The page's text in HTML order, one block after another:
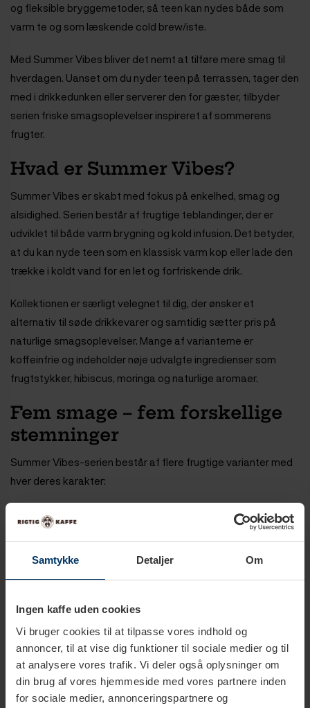
Samtykke Detaljer Om
Ingen kaffe uden cookies
Vi bruger cookies til at tilpasse vores indhold og
annoncer, til at vise dig funktioner til sociale medier og til
at analysere vores trafik. Vi deler også oplysninger om
din brug af vores hjemmeside med vores partnere inden
for sociale medier, annonceringspartnere og
og fleksible bryggemetoder, så teen kan nydes både som
varm te og som læskende cold brew/iste.
Med Summer Vibes bliver det nemt at tilføre mere smag til
hverdagen. Uanset om du nyder teen på terrassen, tager den
med i drikkedunken eller serverer den for gæster, tilbyder
serien friske smagsoplevelser inspireret af sommerens
frugter.
Hvad er Summer Vibes?
Summer Vibes er skabt med fokus på enkelhed, smag og
alsidighed. Serien består af frugtige teblandinger, der er
udviklet til både varm brygning og kold infusion. Det betyder,
at du kan nyde teen som en klassisk varm kop eller lade den
trække i koldt vand for en let og forfriskende drik.
Kollektionen er særligt velegnet til dig, der ønsker et
alternativ til søde drikkevarer og samtidig sætter pris på
naturlige smagsoplevelser. Mange af varianterne er
koffeinfrie og indeholder nøje udvalgte ingredienser som
frugtstykker, hibiscus, moringa og naturlige aromaer.
Fem smage – fem forskellige
stemninger
Summer Vibes-serien består af flere frugtige varianter med
hver deres karakter:
Pink Grapefruit – frisk og livlig
Funky Apple – sprød og let syrlig
Fresh Pineapple – tropisk og frisk
Hver variant er udviklet med fokus på at skabe en balanceret
smagsoplevelse, hvor frugtige noter og naturlig sødme går
hånd i hånd.
Perfekt som cold brew te